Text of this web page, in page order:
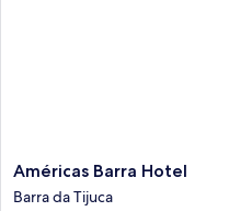
Américas
Barra
Américas Barra Hotel
Barra da Tijuca